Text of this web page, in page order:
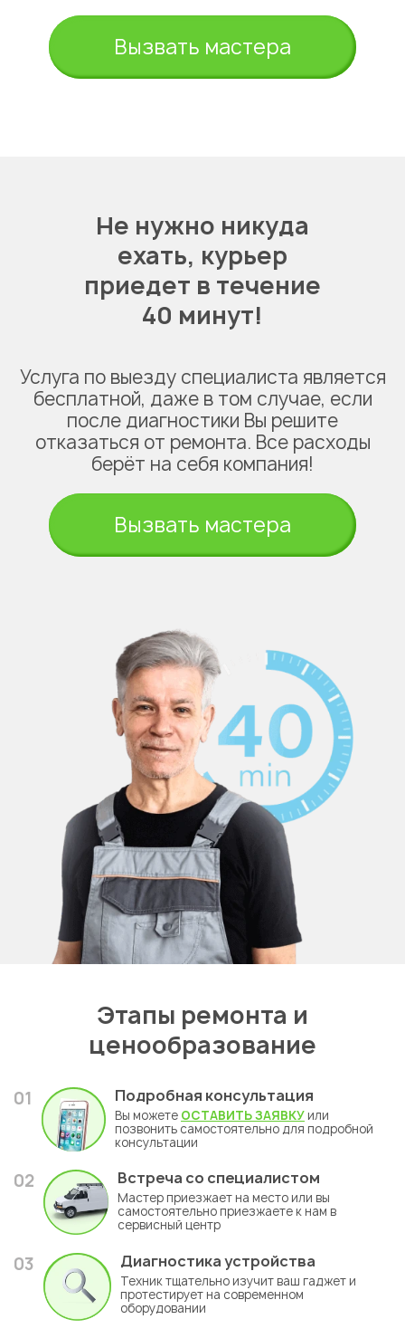
Вызвать мастера
Не нужно никуда
ехать, курьер
приедет в течение
40 минут!
Услуга по выезду специалиста является
бесплатной, даже в том случае, если
после диагностики Вы решите
отказаться от ремонта. Все расходы
берёт на себя компания!
Вызвать мастера
Этапы ремонта и
ценообразование
01 Подробная консультация
Вы можете ОСТАВИТЬ ЗАЯВКУ или
позвонить самостоятельно для подробной
консультации
02 Встреча со специалистом
Мастер приезжает на место или вы
самостоятельно приезжаете к нам в
сервисный центр
03 Диагностика устройства
Техник тщательно изучит ваш гаджет и
протестирует на современном
оборудовании